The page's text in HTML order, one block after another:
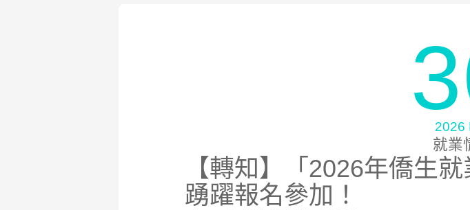
2026
就業
【轉知】「2026年僑生
踴躍報名參加！